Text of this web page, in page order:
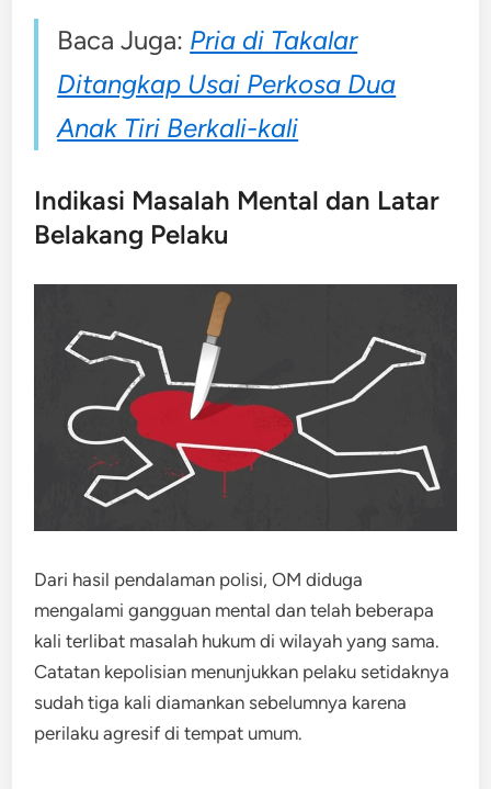
Baca Juga: Pria di Takalar
Ditangkap Usai Perkosa Dua
Anak Tiri Berkali-kali
Indikasi Masalah Mental dan Latar
Belakang Pelaku
Dari hasil pendalaman polisi, OM diduga
mengalami gangguan mental dan telah beberapa
kali terlibat masalah hukum di wilayah yang sama.
Catatan kepolisian menunjukkan pelaku setidaknya
sudah tiga kali diamankan sebelumnya karena
perilaku agresif di tempat umum.​